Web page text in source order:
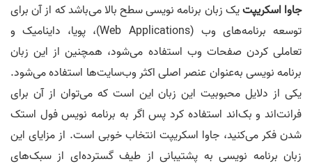
جاوا اسکریپتیک زبان برنامه‌ نویسی سطح بالا می‌باشد که از آن برای
توسعه برنامه‌های وب (Web Applications)، پویا، داینامیک و
تعاملی کردن صفحات وب استفاده می‌شود، همچنین از این زبان
برنامه‌ نویسی به‌عنوان عنصر اصلی اکثر وب‌سایت‌ها استفاده می‌شود.
یکی از دلایل محبوبیت این زبان این است که می‌توان از آن برای
فرانت‌اند و بک‌اند استفاده کرد پس اگر به برنامه‌ نویس فول استک
شدن فکر می‌کنید، جاوا اسکریپت انتخاب خوبی است. از مزایای این
زبان برنامه‌ نویسی به پشتیبانی از طیف گسترده‌ای از سبک‌های